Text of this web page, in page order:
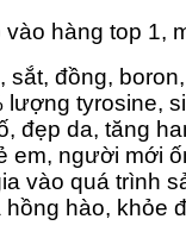
hàng top 1,
đồng,
tyrosine,
đẹp da, tăng
em, người mới
vào quá trình
hào, khỏe